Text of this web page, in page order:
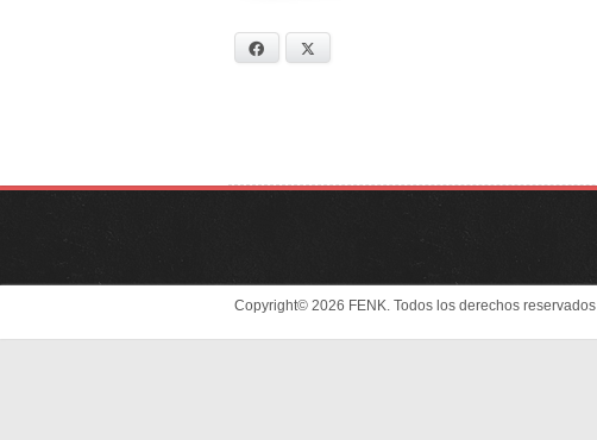
Facebook
Copyright© 2026 FENK. Todos los derechos reservados